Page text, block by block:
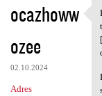
ocazhoww
ozee
02.10.2024
Adres